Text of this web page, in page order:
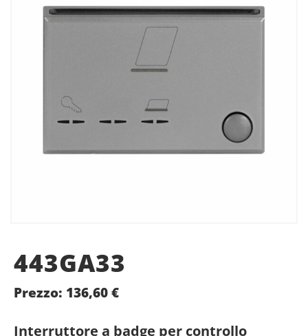
443GA33
Prezzo: 136,60€
Interruttore a badge per controllo